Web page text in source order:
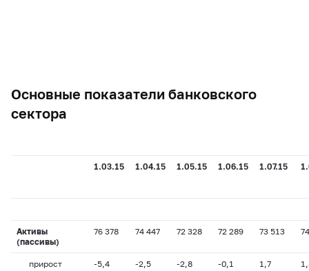
Основные показатели банковского
сектора
1.03.15 1.04.15 1.05.15 1.06.15 1.07.15
Активы
(пассивы)
76 378 74 447 72 328 72 289 73 513
прирост
-5,4 -2,5 -2,8 -0,1 1,7